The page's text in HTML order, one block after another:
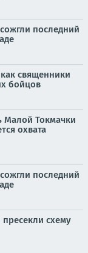
последний
священники
бойцов
Малой Токмачки
охвата
последний
схему